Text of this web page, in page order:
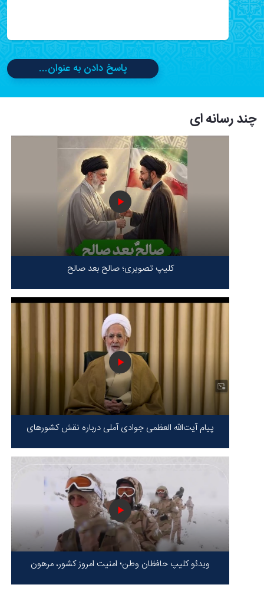
پاسخ دادن به عنوان...
چند رسانه ای
کلیپ تصویری؛ صالح بعد صالح
پیام آیت‌الله العظمی جوادی آملی درباره نقش کشورهای
برابر ظلم!
ویدئو کلیپ حافظان وطن؛ امنیت امروز کشور، مرهون